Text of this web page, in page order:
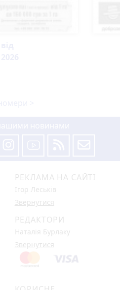
РЕКЛАМА НА САЙТІ
Ігор Леськів
Звернутися
РЕДАКТОРИ
Наталія Бурлаку
Звернутися